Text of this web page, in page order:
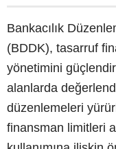
Bankacılık
(BDDK), tasarruf
yönetimini
alanlarda
düzenlemeleri
finansman limitleri